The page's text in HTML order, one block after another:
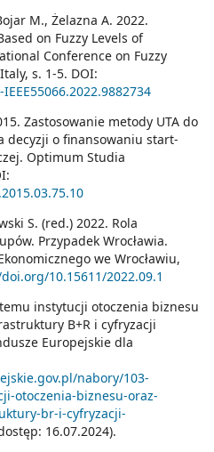
M., Żelazna A. 2022.
on Fuzzy Levels of
Conference on Fuzzy
s. 1-5. DOI:
Zastosowanie metody UTA do
decyzji o finansowaniu start-
Optimum Studia
S. (red.) 2022. Rola
Przypadek Wrocławia.
we Wrocławiu,
10.15611/2022.09.1
instytucji otoczenia biznesu
B+R i cyfryzacji
Europejskie dla
nabory/103-
otoczenia-biznesu-oraz-
br-i-cyfryzacji-
16.07.2024).